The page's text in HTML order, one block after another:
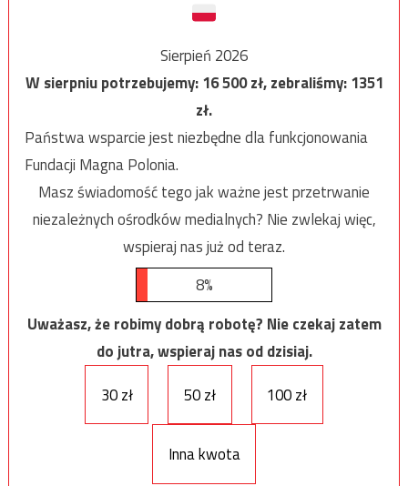
Sierpień 2026
W sierpniu potrzebujemy:16 500zł, zebraliśmy:1351
zł.
Państwa wsparcie jest niezbędne dla funkcjonowania
Fundacji Magna Polonia.
Masz świadomość tego jak ważne jest przetrwanie
niezależnych ośrodków medialnych? Nie zwlekaj więc,
wspieraj nas już od teraz.
8%
Uważasz, że robimy dobrą robotę? Nie czekaj zatem
do jutra, wspieraj nas od dzisiaj.
30 zł
50 zł 100 zł
Inna kwota